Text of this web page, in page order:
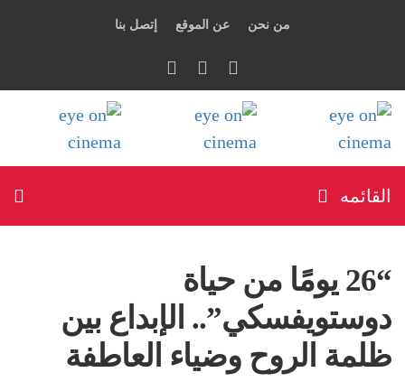
من نحن عن الموقع إتصل بنا
القائمه
“26 يومًا من حياة
دوستويفسكي”.. الإبداع بين
ظلمة الروح وضياء العاطفة